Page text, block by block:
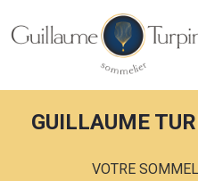
GUILLAUME
VOTRE